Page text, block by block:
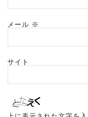
メール ※
サイト